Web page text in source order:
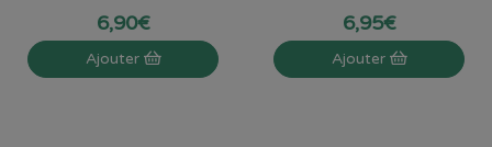
6,90€
Ajouter
6,95€
Ajouter